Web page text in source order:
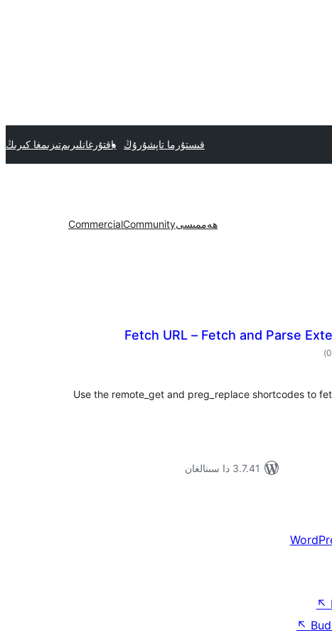
قىستۇرما تاپشۇرۇڭ ياقتۇرغانلىرىمتىزىمغا كىرىڭ
ھەممىسىCommunity
Commercial
Fetch URL – Fetch and Parse
ئومۇمىي
دەرىجە
)
Use the remote_get and preg_replace shortcodes to
3.7.41 دا سىنالغان
↖
↖